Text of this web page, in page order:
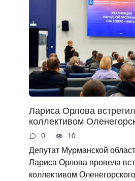
Лариса Орлова
коллективом
0 10
Депутат Мурманской
Лариса Орлова провела
коллективом